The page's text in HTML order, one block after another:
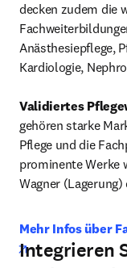
decken zudem die
Anästhesiepflege,
Kardiologie,
Validiertes
gehören starke
Pflege und die
prominente Werke
Wagner
Mehr Infos über
opens in new
Integrieren